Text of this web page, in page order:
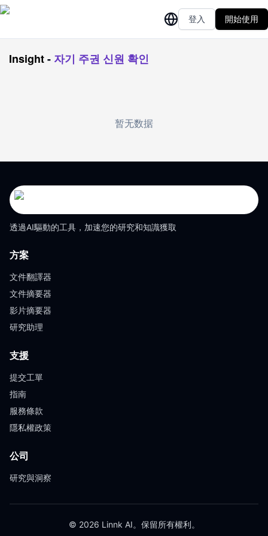
登入 開始使用
Insight- 자기 주권 신원 확인
暂无数据
透過AI驅動的工具，加速您的研究和知識獲取
方案
文件翻譯器
文件摘要器
影片摘要器
研究助理
支援
提交工單
指南
服務條款
隱私權政策
公司
研究與洞察
© 2026 Linnk AI。保留所有權利。